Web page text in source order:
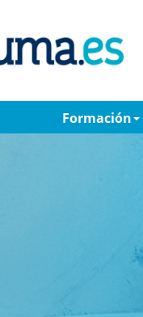
Formación